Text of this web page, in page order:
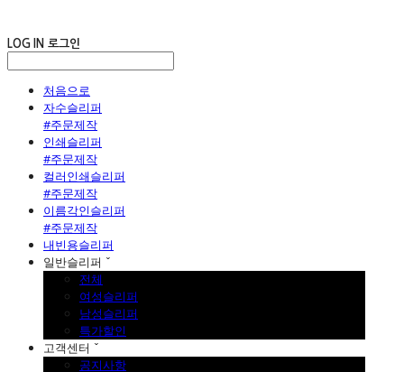
LOG IN 로그인
처음으로
자수슬리퍼
#주문제작
인쇄슬리퍼
#주문제작
컬러인쇄슬리퍼
#주문제작
이름각인슬리퍼
#주문제작
내빈용슬리퍼
일반슬리퍼 ˇ
전체
여성슬리퍼
남성슬리퍼
특가할인
고객센터 ˇ
공지사항